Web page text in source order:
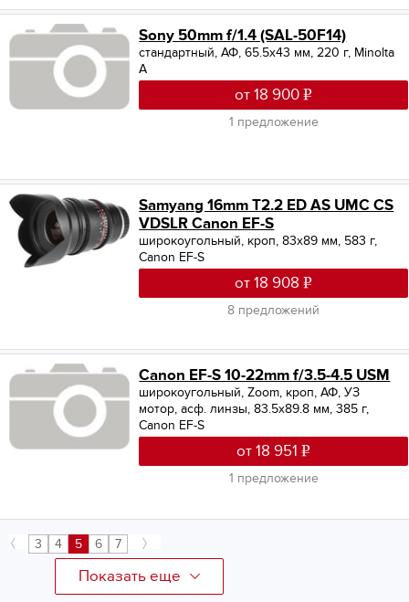
Sony 50mm f/1.4 (SAL-50F14)
стандартный, АФ, 65.5x43 мм, 220 г, Minolta
A
от 18 900
1 предложение
Samyang 16mm T2.2 ED AS UMC CS
VDSLR Canon EF-S
широкоугольный, кроп, 83x89 мм, 583 г,
Canon EF-S
от 18 908
8 предложений
Canon EF-S 10-22mm f/3.5-4.5 USM
широкоугольный, Zoom, кроп, АФ, УЗ
мотор, асф. линзы, 83.5x89.8 мм, 385 г,
Canon EF-S
от 18 951
1 предложение
3 4 5 6 7
Показать еще